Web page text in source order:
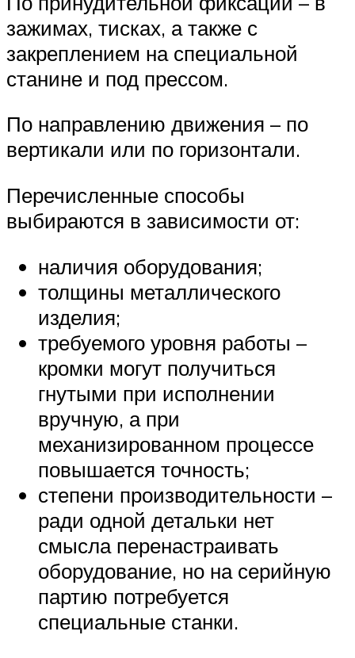
зажимах, тисках, а также с
закреплением на специальной
станине и под прессом.
По направлению движения – по
вертикали или по горизонтали.
Перечисленные способы
выбираются в зависимости от:
наличия оборудования;
толщины металлического
изделия;
требуемого уровня работы –
кромки могут получиться
гнутыми при исполнении
вручную, а при
механизированном процессе
повышается точность;
степени производительности –
ради одной детальки нет
смысла перенастраивать
оборудование, но на серийную
партию потребуется
специальные станки.